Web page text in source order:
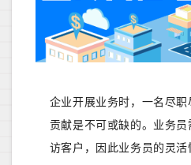
企业开展业务时，一名尽
贡献是不可或缺的。业务
访客户，因此业务员的灵